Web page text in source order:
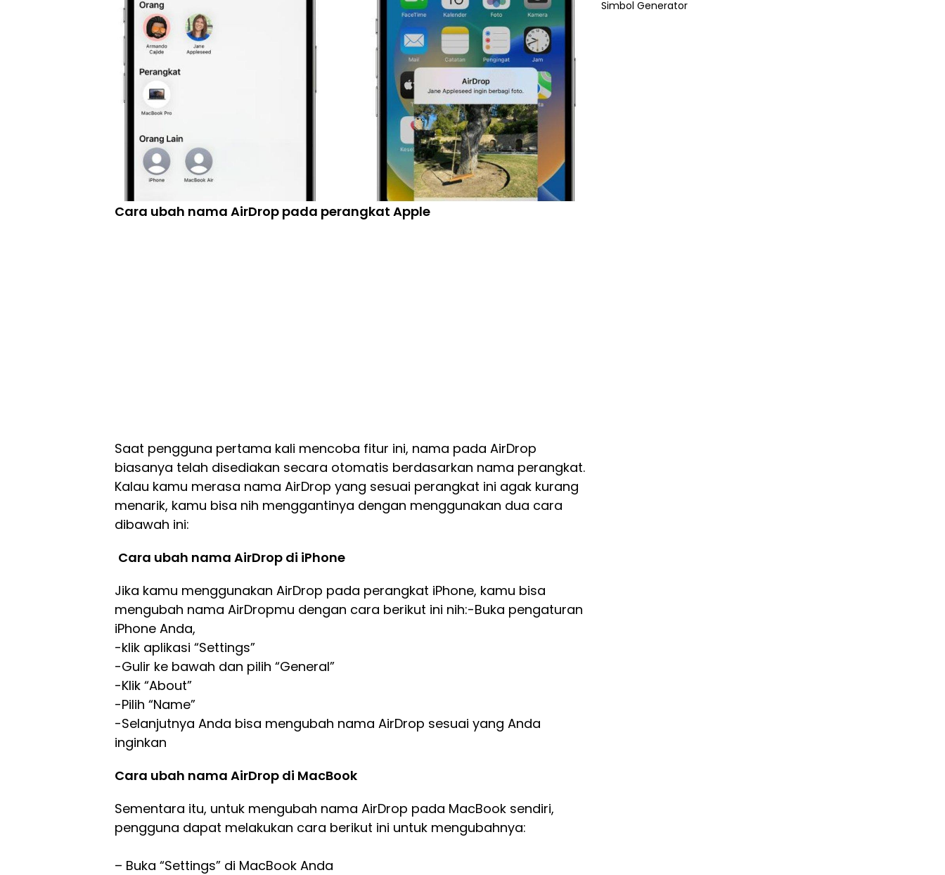
Cara ubah nama AirDrop pada perangkat Apple
Saat pengguna pertama kali mencoba fitur ini, nama pada AirDrop
biasanya telah disediakan secara otomatis berdasarkan nama perangkat.
Kalau kamu merasa nama AirDrop yang sesuai perangkat ini agak kurang
menarik, kamu bisa nih menggantinya dengan menggunakan dua cara
dibawah ini:
Cara ubah nama AirDrop di iPhone
Jika kamu menggunakan AirDrop pada perangkat iPhone, kamu bisa
mengubah nama AirDropmu dengan cara berikut ini nih:-Buka pengaturan
iPhone Anda,
-klik aplikasi “Settings”
-Gulir ke bawah dan pilih “General”
-Klik “About”
-Pilih “Name”
-Selanjutnya Anda bisa mengubah nama AirDrop sesuai yang Anda
inginkan
Cara ubah nama AirDrop di MacBook
Sementara itu, untuk mengubah nama AirDrop pada MacBook sendiri,
pengguna dapat melakukan cara berikut ini untuk mengubahnya:
– Buka “Settings” di MacBook Anda
Simbol Generator